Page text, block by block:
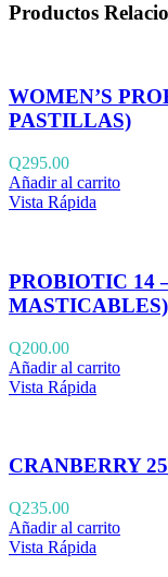
Productos
WOMEN’S
PASTILLAS)
Q295.00
Añadir al carrito
Vista Rápida
PROBIOTIC 14
MASTICABLES)
Q200.00
Añadir al carrito
Vista Rápida
CRANBERRY
Q235.00
Añadir al carrito
Vista Rápida